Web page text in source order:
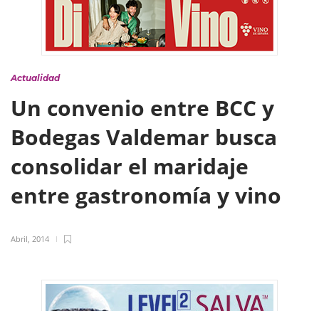
Actualidad
Un convenio entre BCC y
Bodegas Valdemar busca
consolidar el maridaje
entre gastronomía y vino
Abril, 2014